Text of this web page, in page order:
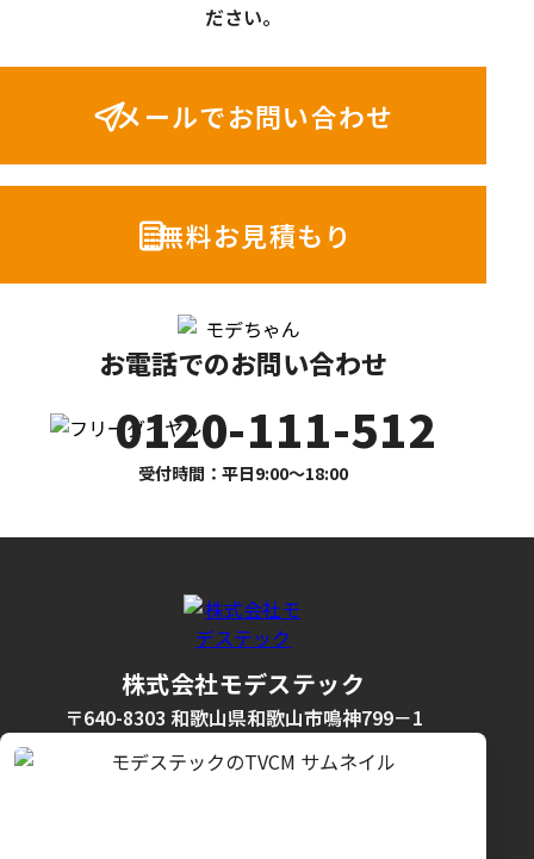
ださい。
メールでお問い合わせ
無料お見積もり
お電話でのお問い合わせ
0120-111-512
受付時間：平日9:00〜18:00
株式会社モデステック
〒640-8303 和歌山県和歌山市鳴神799－1